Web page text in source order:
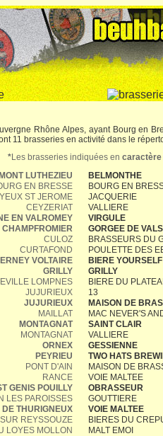
Rhône Alpes, ayant Bourg en
11 brasseries en activité dans le
*Les brasseries indiquées en caractère
LUTHEZIEU
BELMONTHE
EN BRESSE
BOURG EN
ST JEROME
JACQUERIE
CEYZERIAT
VALLIERE
EN VALROMEY
VIRGULE
CHAMPFROMIER
GORGEE DE
CULOZ
BRASSEURS DU
CURTAFOND
POULETTE DES
VOLTAIRE
BIERE YOURSELF
GRILLY
GRILLY
LOMPNES
BIERE DU
JUJURIEUX
13
JUJURIEUX
MAISON DE
MAILLAT
MAC NEVER'S
MONTAGNAT
SAINT CLAIR
MONTAGNAT
VALLIERE
ORNEX
GESSIENNE
PEYRIEU
TWO HATS
PONT D'AIN
MAISON DE
RANCE
VOIE MALTEE
GENIS POUILLY
OBRASSEUR
LES PAROISSES
GOUTTIERE
THURIGNEUX
VOIE MALTEE
REYSSOUZE
BIERES DU
LOYES MOLLON
MALT EMOI